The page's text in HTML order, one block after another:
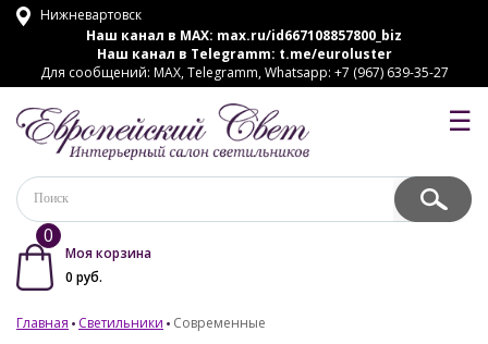
Нижневартовск
Наш канал в MAX: max.ru/id667108857800_biz
Наш канал в Telegramm: t.me/euroluster
Для сообщений: MAX, Telegramm, Whatsapp: +7 (967) 639-35-27
☰
0
Моя корзина
0 руб.
Главная Светильники Современные